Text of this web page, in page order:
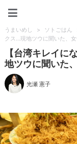
うまいめし > ソトごはん
クス…現地ツウに聞いた、
【台湾キレイに
地ツウに聞いた
光瀬 憲子